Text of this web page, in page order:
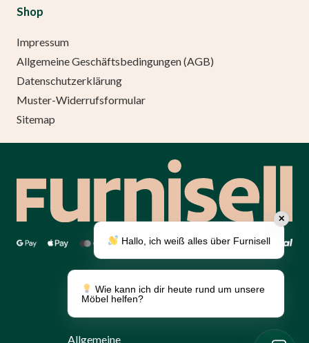
Shop
Impressum
Allgemeine Geschäftsbedingungen (AGB)
Datenschutzerklärung
Muster-Widerrufsformular
Sitemap
Allgemeine
✕
Hallo, ich weiß alles über Furnisell
Wie kann ich dir heute rund um unsere
Möbel helfen?